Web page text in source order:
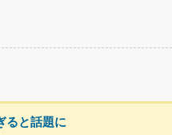
ると話題に